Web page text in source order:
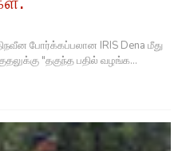
போர்க்கப்பலான IRIS Dena மீது
"தகுந்த பதில் வழங்க...